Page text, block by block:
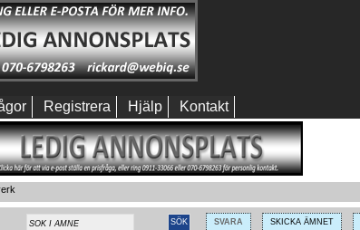
Registrera Hjälp Kontakt
SVARA SKICKA ÄMNET